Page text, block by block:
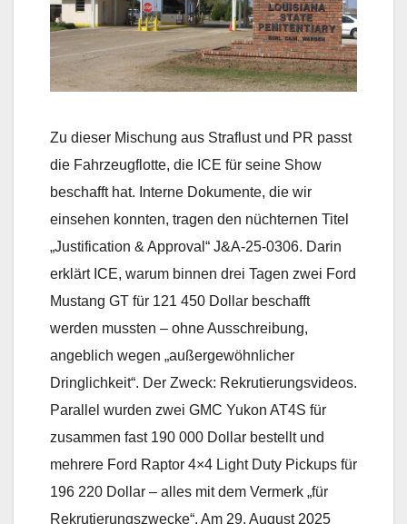
Zu dieser Mischung aus Straflust und PR passt
die Fahrzeugflotte, die ICE für seine Show
beschafft hat. Interne Dokumente, die wir
einsehen konnten, tragen den nüchternen Titel
„Justification & Approval“ J&A-25-0306. Darin
erklärt ICE, warum binnen drei Tagen zwei Ford
Mustang GT für 121 450 Dollar beschafft
werden mussten – ohne Ausschreibung,
angeblich wegen „außergewöhnlicher
Dringlichkeit“. Der Zweck: Rekrutierungsvideos.
Parallel wurden zwei GMC Yukon AT4S für
zusammen fast 190 000 Dollar bestellt und
mehrere Ford Raptor 4×4 Light Duty Pickups für
196 220 Dollar – alles mit dem Vermerk „für
Rekrutierungszwecke“. Am 29. August 2025